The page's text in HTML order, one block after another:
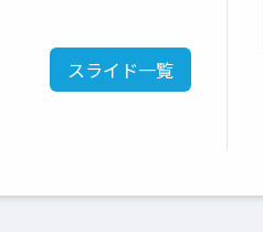
スライド一覧